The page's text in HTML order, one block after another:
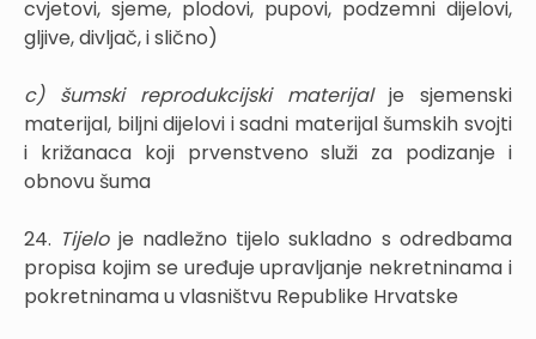
cvjetovi, sjeme, plodovi, pupovi, podzemni dijelovi,
gljive, divljač, i slično)
c) šumski reprodukcijski materijal je sjemenski
materijal, biljni dijelovi i sadni materijal šumskih svojti
i križanaca koji prvenstveno služi za podizanje i
obnovu šuma
24. Tijelo je nadležno tijelo sukladno s odredbama
propisa kojim se uređuje upravljanje nekretninama i
pokretninama u vlasništvu Republike Hrvatske